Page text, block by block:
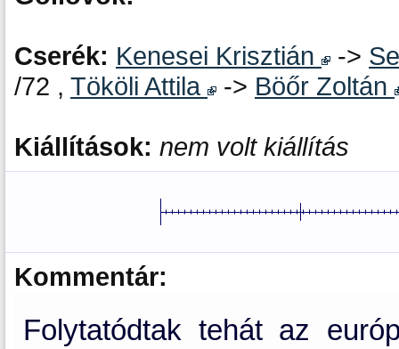
Cserék: Kenesei Krisztián ->
/72 , Tököli Attila -> Böőr Zoltán
Kiállítások: nem volt kiállítás
Kommentár:
Folytatódtak tehát az